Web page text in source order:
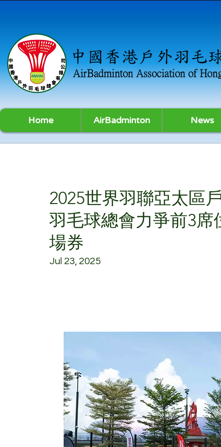
Home AirBadminton News
2025世界羽聯亞太區
羽毛球總會力爭前3
場券
Jul 23, 2025